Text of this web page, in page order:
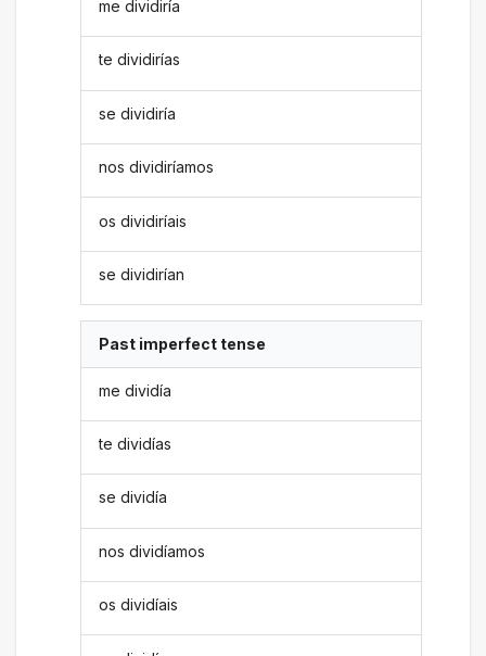
me dividiría
te dividirías
se dividiría
nos dividiríamos
os dividiríais
se dividirían
Past imperfect tense
me dividía
te dividías
se dividía
nos dividíamos
os dividíais